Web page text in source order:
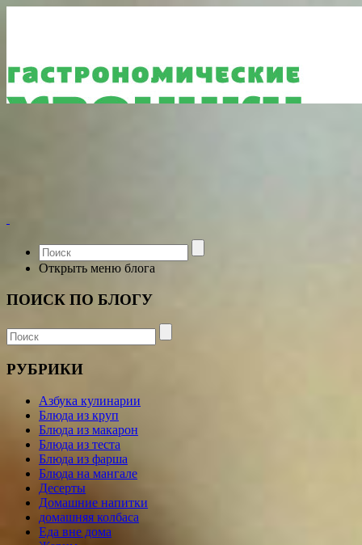
Открыть меню блога
ПОИСК ПО БЛОГУ
РУБРИКИ
Азбука кулинарии
Блюда из круп
Блюда из макарон
Блюда из теста
Блюда из фарша
Блюда на мангале
Десерты
Домашние напитки
домашняя колбаса
Еда вне дома